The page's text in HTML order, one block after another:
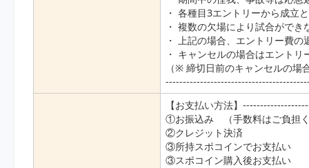
・ 各種目3エントリーから成立
・ 複数の欠場により試合がで
・ 上記の場合、エントリー費
・ キャンセルの場合はエント
（※ 締切日前のキャンセルの
【お支払い方法】
①お振込み （手数料はご負担
②クレジット決済
③所持スポコインでお支払い
③スポコイン購入後お支払い